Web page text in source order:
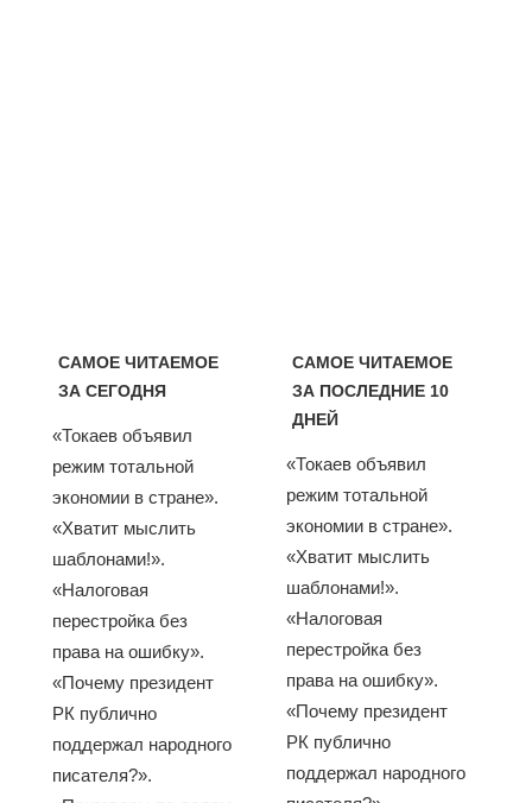
САМОЕ ЧИТАЕМОЕ
ЗА СЕГОДНЯ
«Токаев объявил
режим тотальной
экономии в стране».
«Хватит мыслить
шаблонами!».
«Налоговая
перестройка без
права на ошибку».
«Почему президент
РК публично
поддержал народного
писателя?».
САМОЕ ЧИТАЕМОЕ
ЗА ПОСЛЕДНИЕ 10
ДНЕЙ
«Токаев объявил
режим тотальной
экономии в стране».
«Хватит мыслить
шаблонами!».
«Налоговая
перестройка без
права на ошибку».
«Почему президент
РК публично
поддержал народного